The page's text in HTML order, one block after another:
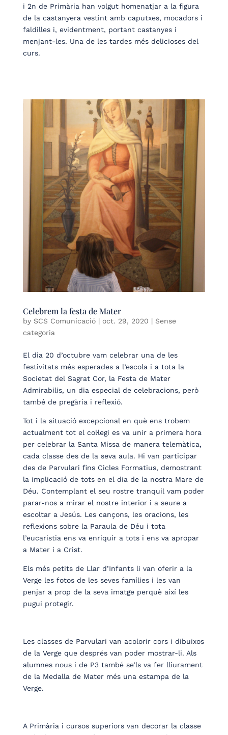
i 2n de Primària han volgut homenatjar a la figura
de la castanyera vestint amb caputxes, mocadors i
faldilles i, evidentment, portant castanyes i
menjant-les. Una de les tardes més delicioses del
curs.
Celebrem la festa de Mater
by SCS Comunicació| oct. 29, 2020 | Sense
categoria
El dia 20 d’octubre vam celebrar una de les
festivitats més esperades a l’escola i a tota la
Societat del Sagrat Cor, la Festa de Mater
Admirabilis, un dia especial de celebracions, però
també de pregària i reflexió.
Tot i la situació excepcional en què ens trobem
actualment tot el col·legi es va unir a primera hora
per celebrar la Santa Missa de manera telemàtica,
cada classe des de la seva aula. Hi van participar
des de Parvulari fins Cicles Formatius, demostrant
la implicació de tots en el dia de la nostra Mare de
Déu. Contemplant el seu rostre tranquil vam poder
parar-nos a mirar el nostre interior i a seure a
escoltar a Jesús. Les cançons, les oracions, les
reflexions sobre la Paraula de Déu i tota
l’eucaristia ens va enriquir a tots i ens va apropar
a Mater i a Crist.
Els més petits de Llar d’Infants li van oferir a la
Verge les fotos de les seves famílies i les van
penjar a prop de la seva imatge perquè així les
pugui protegir.
Les classes de Parvulari van acolorir cors i dibuixos
de la Verge que després van poder mostrar-li. Als
alumnes nous i de P3 també se’ls va fer lliurament
de la Medalla de Mater més una estampa de la
Verge.
A Primària i cursos superiors van decorar la classe